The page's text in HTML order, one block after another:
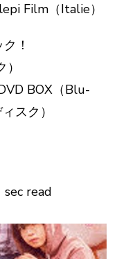
Film（Italie）
！
BOX（Blu-
スク）
sec read